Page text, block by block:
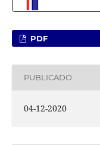
PDF
PUBLICADO
04-12-2020